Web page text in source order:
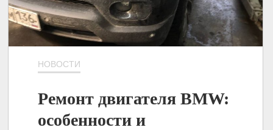
НОВОСТИ
Ремонт двигателя BMW:
особенности и